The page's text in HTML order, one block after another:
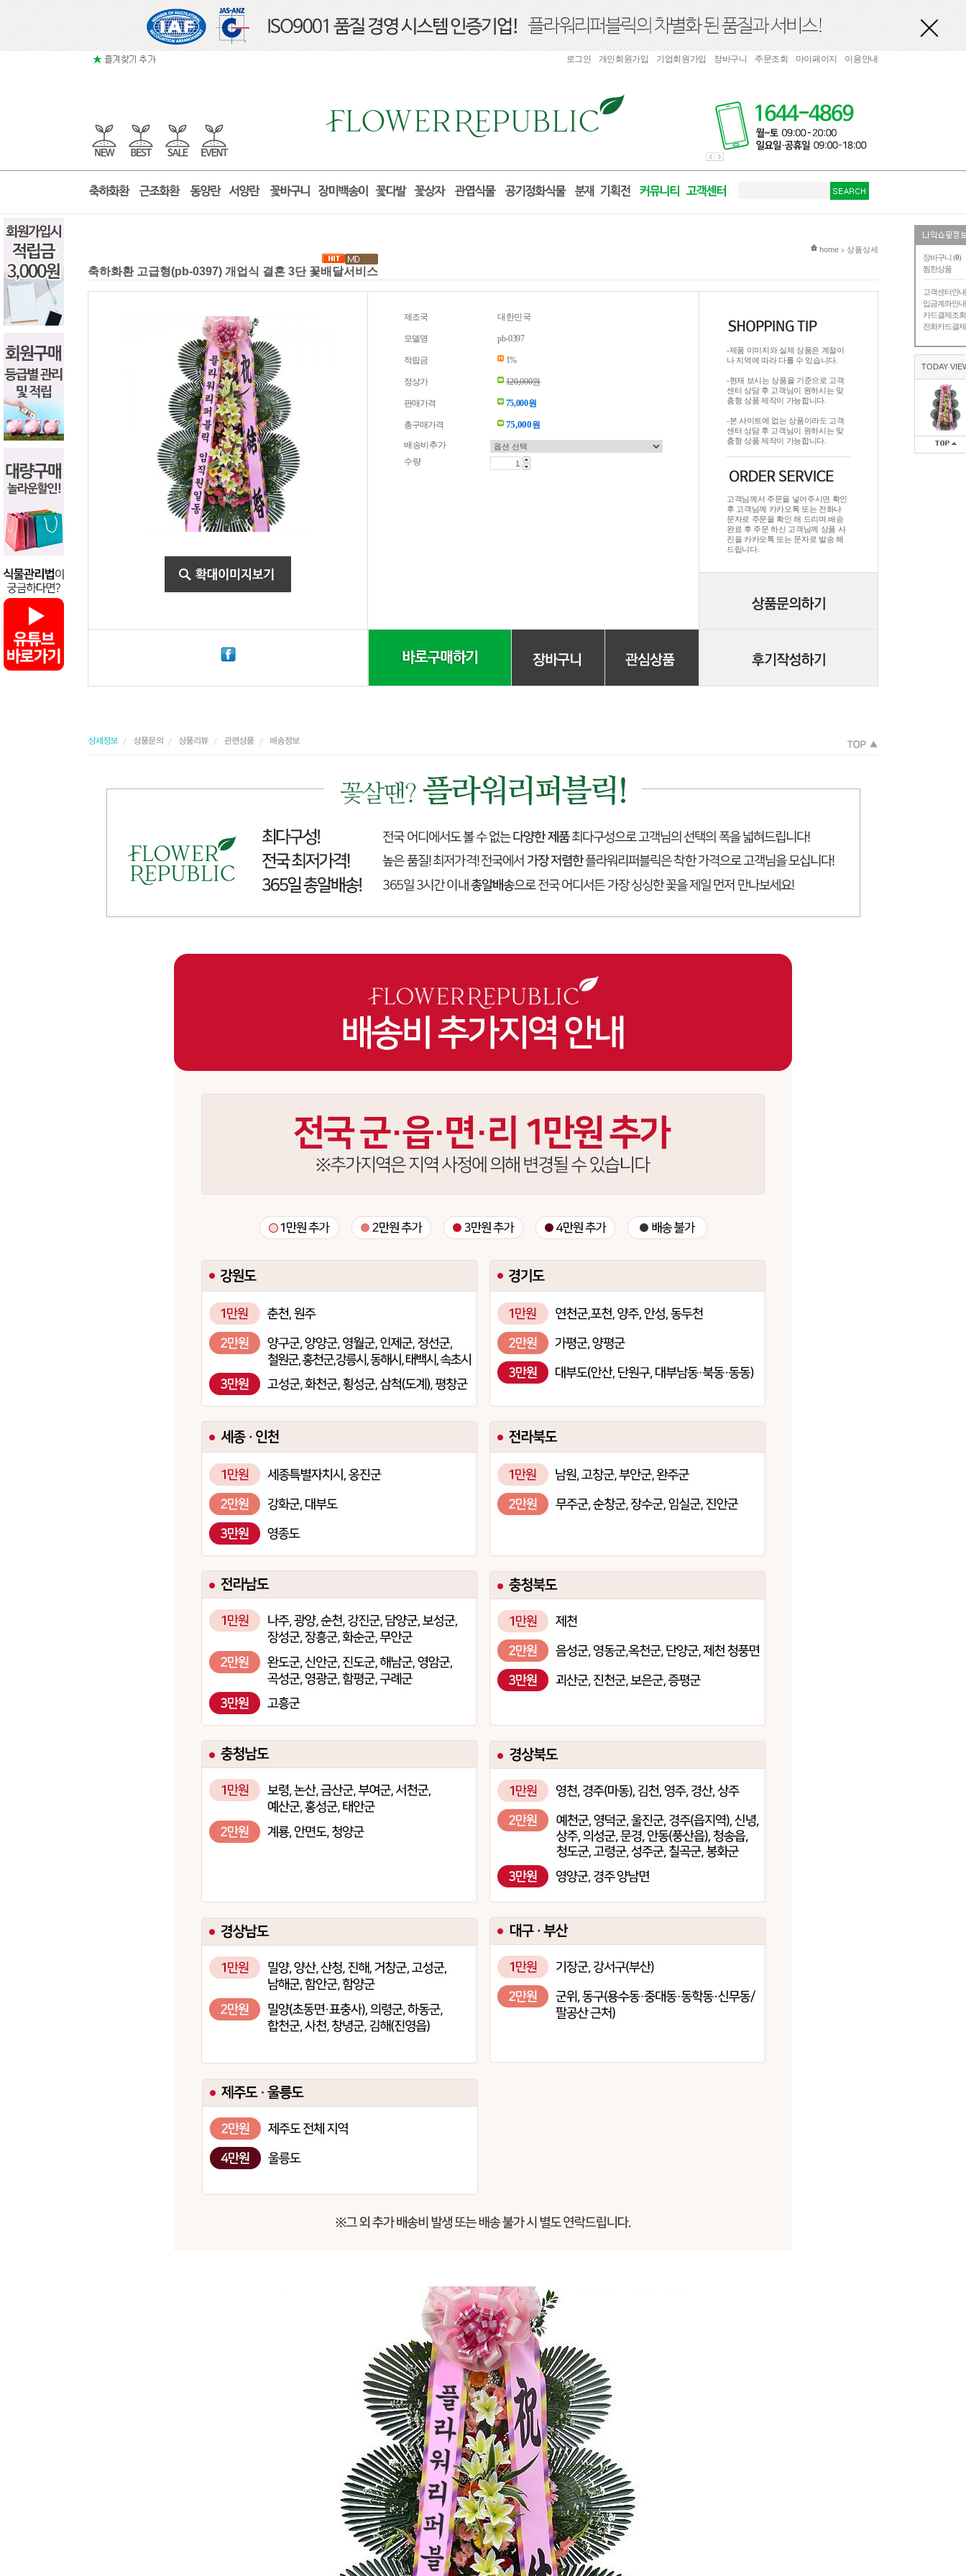
장바구니 (0)
찜한상품
고객센터안내
입금계좌안내
카드결제조회
전화카드결제
TODAY
로그인 개인회원가입 기업회원가입 장바구니 주문조회 마이페이지 이용안내
현재 위치
home > 상품상세
축하화환 고급형(pb-0397) 개업식 결혼 3단 꽃배달서비스
제조국 대한민국
모델명 pb-0397
적립금 1%
정상가 120,000원
판매가격 75,000원
총구매가격 75,000원
배송비추가
수량
-제품 이미지와 실제 상품은 계절이
나 지역에 따라 다를 수 있습니다.
-현재 보시는 상품을 기준으로 고객
센터 상담 후 고객님이 원하시는 맞
춤형 상품 제작이 가능합니다.
-본 사이트에 없는 상품이라도 고객
센터 상담 후 고객님이 원하시는 맞
춤형 상품 제작이 가능합니다.
고객님께서 주문을 넣어주시면 확인
후 고객님께 카카오톡 또는 전화나
문자로 주문을 확인 해 드리며.배송
완료 후 주문 하신 고객님께 상품 사
진을 카카오톡 또는 문자로 발송 해
드립니다.